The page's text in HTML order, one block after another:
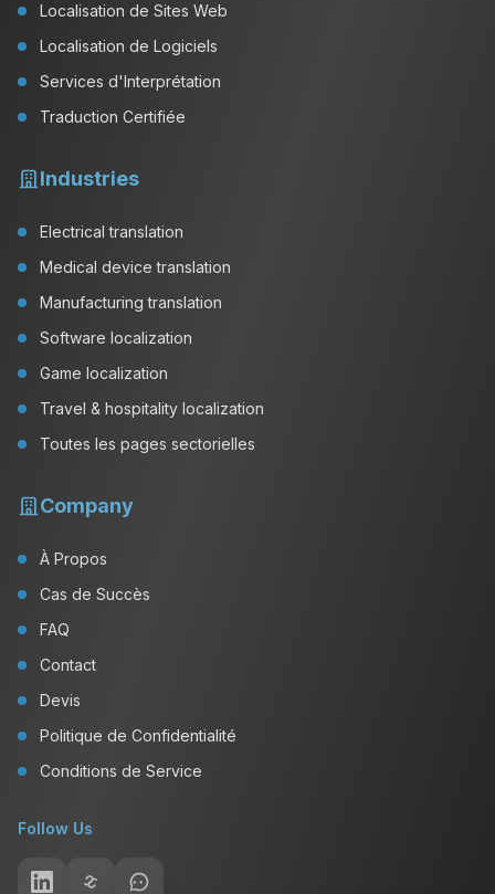
Localisation de Sites Web
Localisation de Logiciels
Services d'Interprétation
Traduction Certifiée
Industries
Electrical translation
Medical device translation
Manufacturing translation
Software localization
Game localization
Travel & hospitality localization
Toutes les pages sectorielles
Company
À Propos
Cas de Succès
FAQ
Contact
Devis
Politique de Confidentialité
Conditions de Service
Follow Us